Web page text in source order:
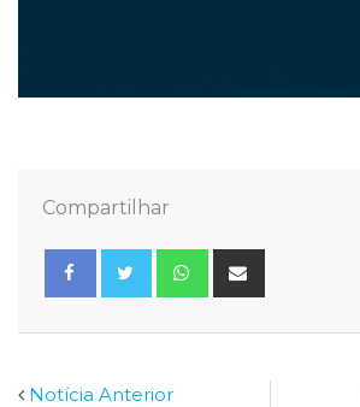
Compartilhar
Whatsapp
Notícia Anterior